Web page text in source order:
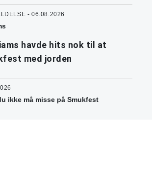
- 06.08.2026
havde hits nok til at
med jorden
ikke må misse på Smukfest